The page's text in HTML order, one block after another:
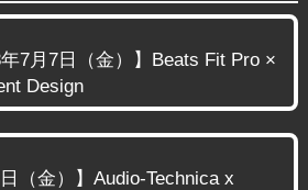
年7月7日（金）】Beats Fit Pro ×
Design
日（金）】Audio-Technica x